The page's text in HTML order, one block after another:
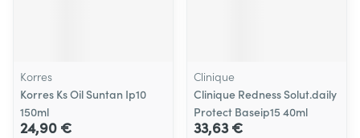
Korres
Korres Ks Oil Suntan Ip10
150ml
24,90 €
Clinique
Clinique Redness Solut.daily
Protect Baseip15 40ml
33,63 €